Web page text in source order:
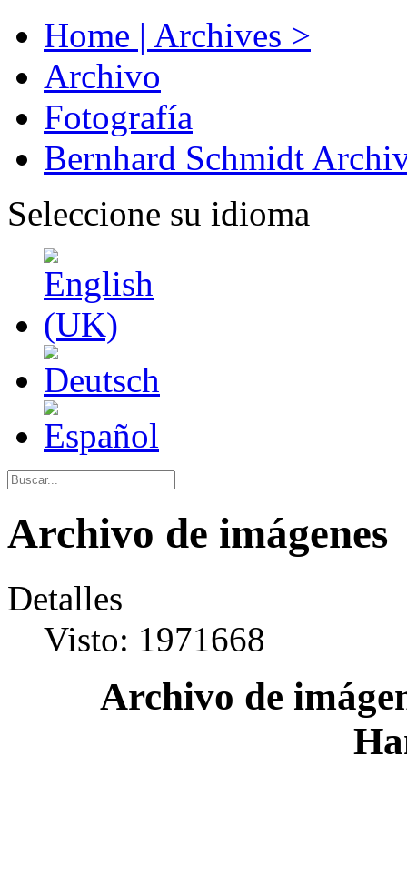
Home | Archives >
Archivo
Fotografía
Bernhard Schmidt
Seleccione su idioma
Archivo de imágenes
Detalles
Visto: 1971668
Archivo de